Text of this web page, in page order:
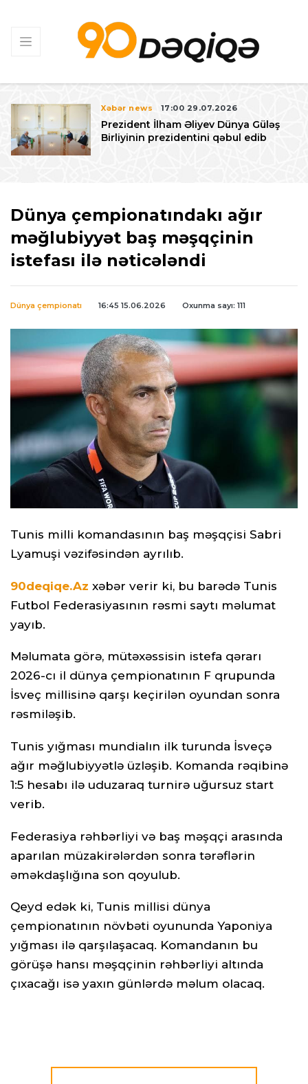
Xəbər news 17:00 29.07.2026
Prezident İlham Əliyev Dünya Güləş
Birliyinin prezidentini qəbul edib
Dünya çempionatındakı ağır
məğlubiyyət baş məşqçinin
istefası ilə nəticələndi
Dünya çempionatı 16:45 15.06.2026 Oxunma sayı: 111
Tunis milli komandasının baş məşqçisi Sabri
Lyamuşi vəzifəsindən ayrılıb.
90deqiqe.Az xəbər verir ki, bu barədə Tunis
Futbol Federasiyasının rəsmi saytı məlumat
yayıb.
Məlumata görə, mütəxəssisin istefa qərarı
2026-cı il dünya çempionatının F qrupunda
İsveç millisinə qarşı keçirilən oyundan sonra
rəsmiləşib.
Tunis yığması mundialın ilk turunda İsveçə
ağır məğlubiyyətlə üzləşib. Komanda rəqibinə
1:5 hesabı ilə uduzaraq turnirə uğursuz start
verib.
Federasiya rəhbərliyi və baş məşqçi arasında
aparılan müzakirələrdən sonra tərəflərin
əməkdaşlığına son qoyulub.
Qeyd edək ki, Tunis millisi dünya
çempionatının növbəti oyununda Yaponiya
yığması ilə qarşılaşacaq. Komandanın bu
görüşə hansı məşqçinin rəhbərliyi altında
çıxacağı isə yaxın günlərdə məlum olacaq.